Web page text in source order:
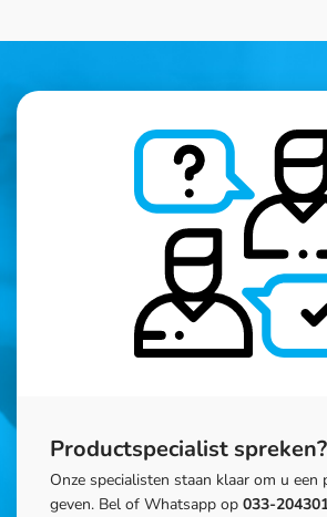
Productspecialist spreken?
Onze specialisten staan klaar om u een
geven. Bel of Whatsapp op 033-